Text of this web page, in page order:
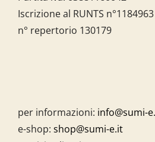
Iscrizione al RUNTS n°1184963
n° repertorio 130179
per informazioni: info@sumi-
e-shop: shop@sumi-e.it